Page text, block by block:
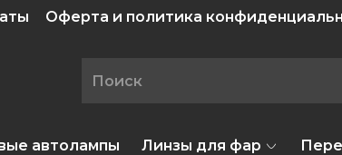
Оферта и политика
автолампы Линзы для фар